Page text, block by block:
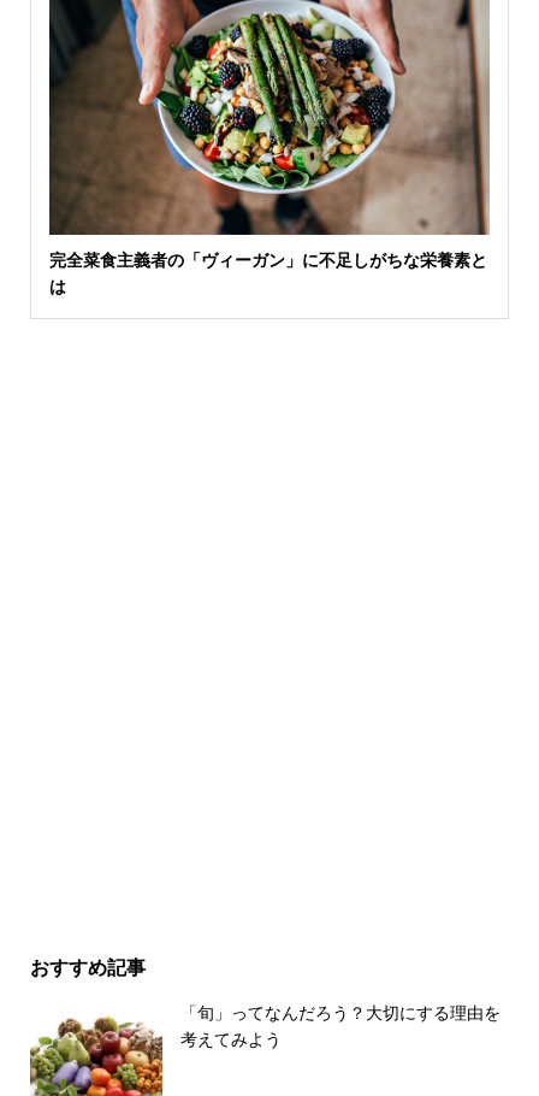
完全菜食主義者の「ヴィーガン」に不足しがちな栄養素と
は
おすすめ記事
「旬」ってなんだろう？大切にする理由を
考えてみよう